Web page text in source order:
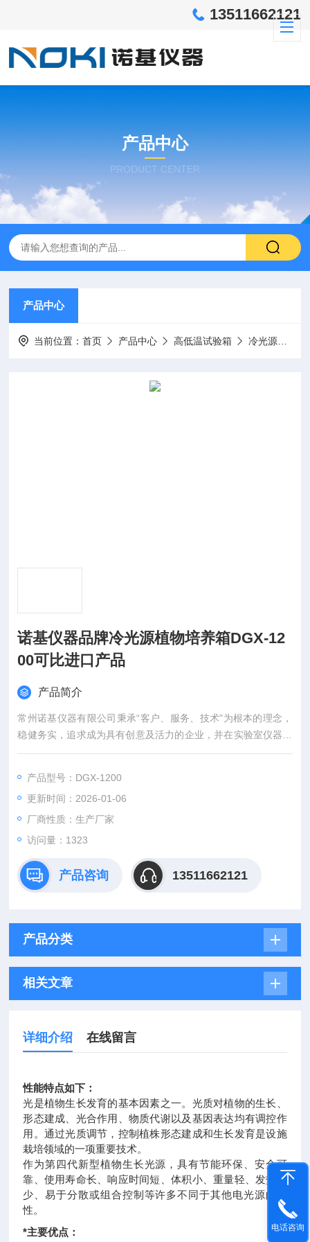
13511662121
产品中心
PRODUCT CENTER
产品中心
当前位置：首页 产品中心 高低温试验箱 冷光源光照培养箱
诺基仪器品牌冷光源植物培养箱DGX-12
00可比进口产品
产品简介
常州诺基仪器有限公司秉承“客户、服务、技术"为根本的理念，
稳健务实，追求成为具有创意及活力的企业，并在实验室仪器领
域倍受推崇。作为的实验室仪器制造商，集成商，为尊敬的客户
恒温振荡器、摇床全系列、气浴恒温振荡器、水浴恒温振荡器、
全温振荡培养箱、低温冷却循环泵， 恒温摇床， 全温摇床， 低
温摇床等实验室产品
产品型号：DGX-1200
更新时间：2026-01-06
厂商性质：生产厂家
访问量：1323
产品咨询 13511662121
产品分类
相关文章
详细介绍 在线留言
性能特点如下：
光是植物生长发育的基本因素之一。光质对植物的生长、
形态建成、光合作用、物质代谢以及基因表达均有调控作
用。通过光质调节，控制植株形态建成和生长发育是设施
栽培领域的一项重要技术。
作为第四代新型植物生长光源，具有节能环保、安全可
靠、使用寿命长、响应时间短、体积小、重量轻、发热量
少、易于分散或组合控制等许多不同于其他电光源的特
性。
*主要优点：
电话咨询